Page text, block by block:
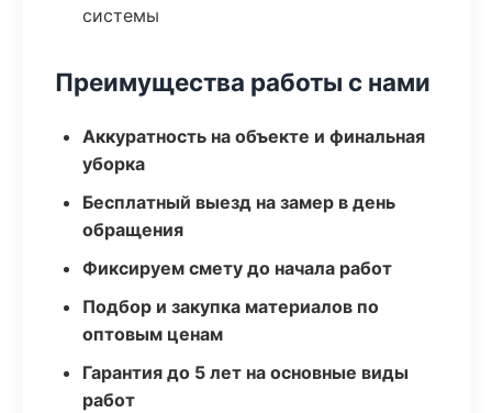
системы
Преимущества работы с нами
Аккуратность на объекте и финальная
уборка
Бесплатный выезд на замер в день
обращения
Фиксируем смету до начала работ
Подбор и закупка материалов по
оптовым ценам
Гарантия до 5 лет на основные виды
работ